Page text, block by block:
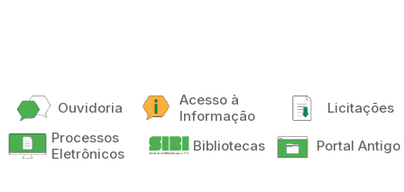
Ouvidoria
Acesso à
Informação
Licitações
Processos
Eletrônicos
Bibliotecas Portal Antigo